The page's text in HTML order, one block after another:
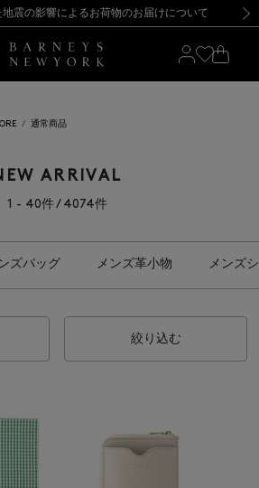
新規登録のお客様も対象！＜MY BARNEYS＞会員のお客様は11,000円（税込）以上のお買上げで常時送料無料！お買い物の際は会員登録を！
【夏季休業に伴う返品・交換承り一時停止のお知らせ】（2026.8.5）
震の影響によるお荷物のお届けについて
SALEのご案内・ご注意事項 新規登録のお客様も対象！＜MY BARNEYS＞会員のお客様は11,000円（税込）以上のお買上げで常時送料無料！お買い物の際は会員登録を！
【夏季休業に伴う返品・交換承り一時停止のお知らせ】（2026.8.5）
通常商品
ARRIVAL
1 - 40件 / 4074件
ズバッグ メンズ革小物 メンズ
絞り込む